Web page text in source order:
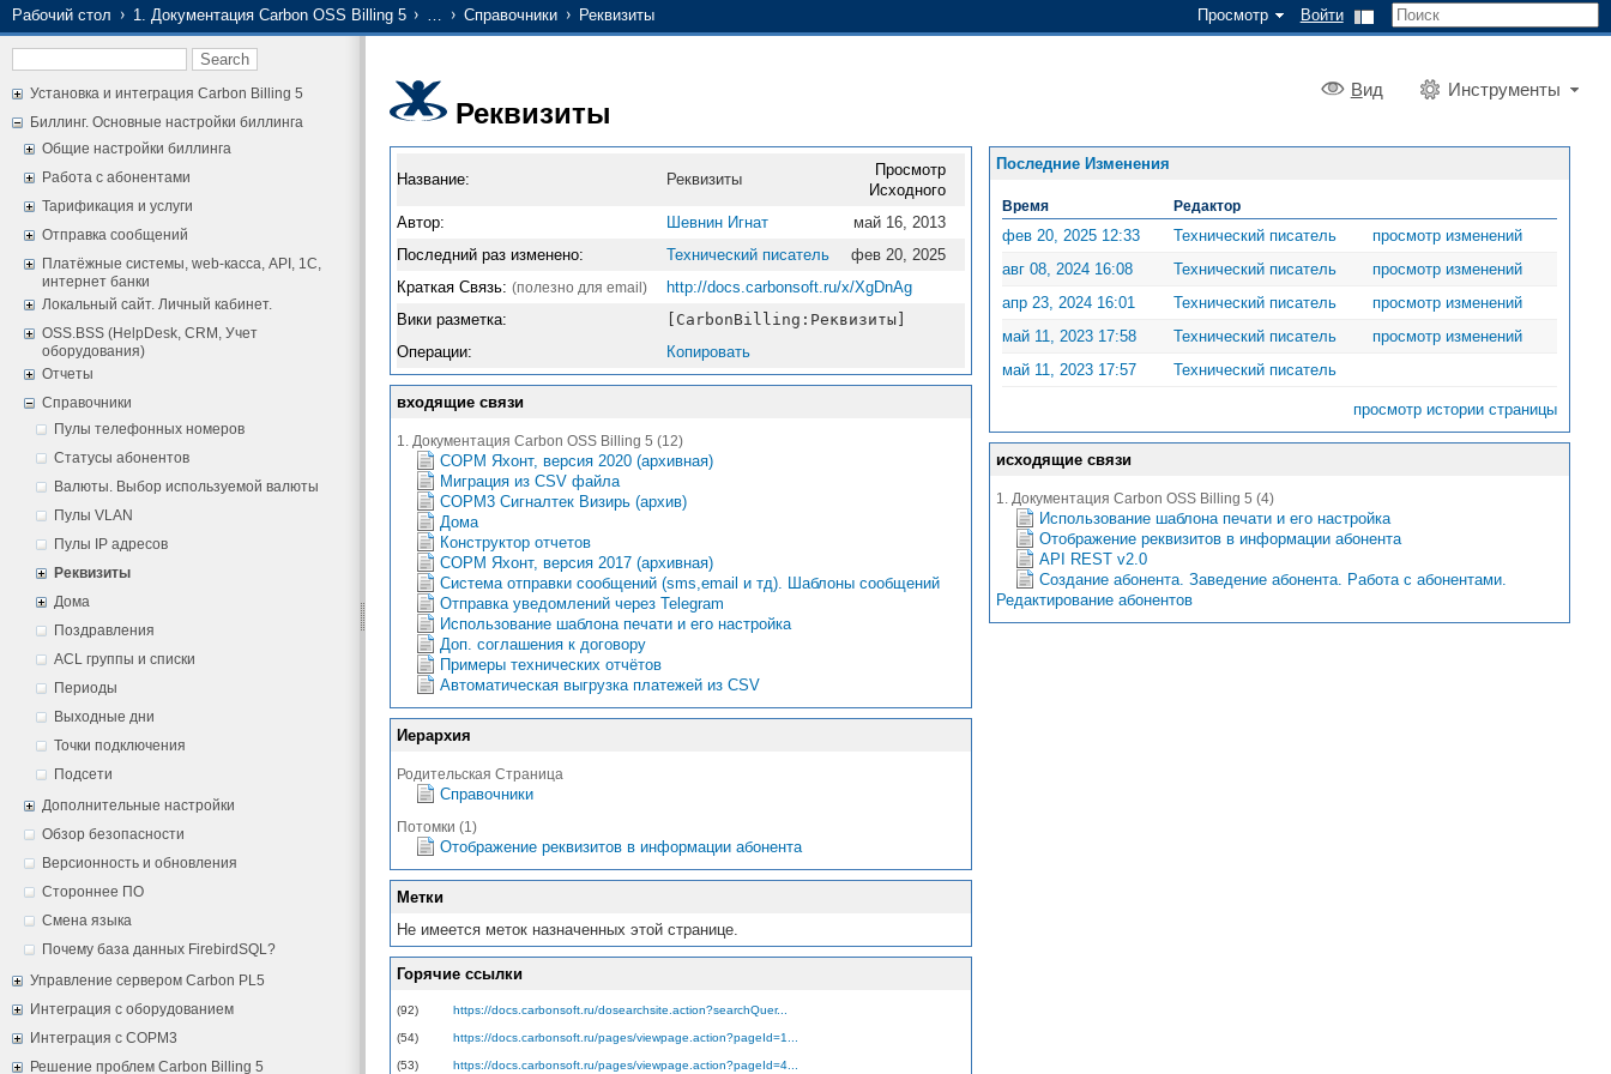
Просмотр Войти
Рабочий стол 1. Документация Carbon OSS Billing 5 … Справочники Реквизиты
Установка и интеграция Carbon Billing 5
Биллинг. Основные настройки биллинга
Общие настройки биллинга
Работа с абонентами
Тарификация и услуги
Отправка сообщений
Платёжные системы, web-касса, API, 1С,
интернет банки
Локальный сайт. Личный кабинет.
OSS.BSS (HelpDesk, CRM, Учет
оборудования)
Отчеты
Справочники
Пулы телефонных номеров
Статусы абонентов
Валюты. Выбор используемой валюты
Пулы VLAN
Пулы IP адресов
Реквизиты
Дома
Поздравления
ACL группы и списки
Периоды
Выходные дни
Точки подключения
Подсети
Дополнительные настройки
Обзор безопасности
Версионность и обновления
Стороннее ПО
Смена языка
Почему база данных FirebirdSQL?
Управление сервером Carbon PL5
Интеграция с оборудованием
Интеграция с СОРМ3
Решение проблем Carbon Billing 5
Вид Инструменты
Реквизиты
Название: Реквизиты
Просмотр
Исходного
Автор:
Шевнин Игнат
май 16, 2013
Последний раз изменено:
Технический писатель
фев 20, 2025
Краткая Связь: (полезно для email)
http://docs.carbonsoft.ru/x/XgDnAg
Вики разметка:
[CarbonBilling:Реквизиты]
Операции:
Копировать
входящие связи
1. Документация Carbon OSS Billing 5 (12)
СОРМ Яхонт, версия 2020 (архивная)
Миграция из CSV файла
СОРМ3 Сигналтек Визирь (архив)
Дома
Конструктор отчетов
СОРМ Яхонт, версия 2017 (архивная)
Система отправки сообщений (sms,email и тд). Шаблоны сообщений
Отправка уведомлений через Telegram
Использование шаблона печати и его настройка
Доп. соглашения к договору
Примеры технических отчётов
Автоматическая выгрузка платежей из CSV
Иерархия
Родительская Страница
Справочники
Потомки (1)
Отображение реквизитов в информации абонента
Метки
Не имеется меток назначенных этой странице.
Горячие ссылки
(92) https://docs.carbonsoft.ru/dosearchsite.action?searchQuer...
(54) https://docs.carbonsoft.ru/pages/viewpage.action?pageId=1...
(53) https://docs.carbonsoft.ru/pages/viewpage.action?pageId=4...
Последние Изменения
Время Редактор
фев 20, 2025 12:33 Технический писатель
просмотр изменений
авг 08, 2024 16:08
Технический писатель
просмотр изменений
апр 23, 2024 16:01
Технический писатель
просмотр изменений
май 11, 2023 17:58
Технический писатель
просмотр изменений
май 11, 2023 17:57
Технический писатель
просмотр истории страницы
исходящие связи
1. Документация Carbon OSS Billing 5 (4)
Использование шаблона печати и его настройка
Отображение реквизитов в информации абонента
API REST v2.0
Создание абонента. Заведение абонента. Работа с абонентами.
Редактирование абонентов